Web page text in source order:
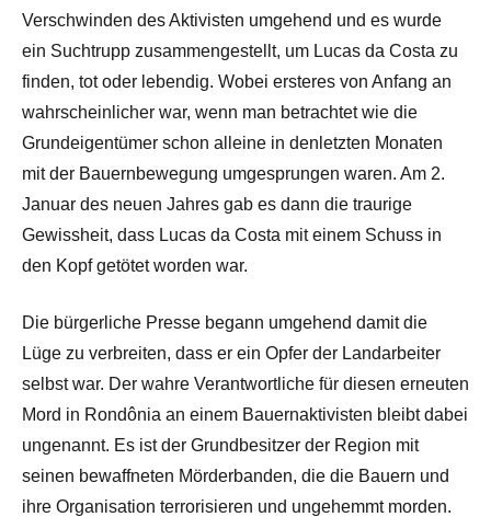
Verschwinden des Aktivisten umgehend und es wurde
ein Suchtrupp zusammengestellt, um Lucas da Costa zu
finden, tot oder lebendig. Wobei ersteres von Anfang an
wahrscheinlicher war, wenn man betrachtet wie die
Grundeigentümer schon alleine in denletzten Monaten
mit der Bauernbewegung umgesprungen waren. Am 2.
Januar des neuen Jahres gab es dann die traurige
Gewissheit, dass Lucas da Costa mit einem Schuss in
den Kopf getötet worden war.
Die bürgerliche Presse begann umgehend damit die
Lüge zu verbreiten, dass er ein Opfer der Landarbeiter
selbst war. Der wahre Verantwortliche für diesen erneuten
Mord in Rondônia an einem Bauernaktivisten bleibt dabei
ungenannt. Es ist der Grundbesitzer der Region mit
seinen bewaffneten Mörderbanden, die die Bauern und
ihre Organisation terrorisieren und ungehemmt morden.